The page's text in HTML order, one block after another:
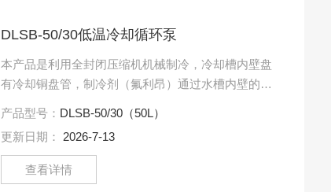
DLSB-50/30低温冷却循环泵
本产品是利用全封闭压缩机机械制冷，冷却槽内壁盘
有冷却铜盘管，制冷剂（氟利昂）通过水槽内壁的盘
泵、外接循环管路将.....
产品型号： DLSB-50/30（50L）
更新日期：
2026-7-13
查看详情